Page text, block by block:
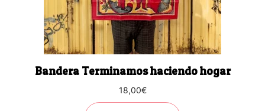
Bandera Terminamos haciendo hogar
18,00€